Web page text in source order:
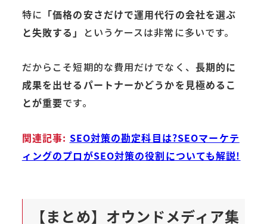
特に 「価格の安さだけで運用代行の会社を選ぶ
と失敗する」
というケースは非常に多いです。
だからこそ短期的な費用だけでなく、 長期的に
成果を出せるパートナーかどうかを見極めるこ
とが重要です。
関連記事: SEO対策の勘定科目は?SEOマーケテ
ィングのプロがSEO対策の役割についても解説!
【まとめ】オウンドメディア集